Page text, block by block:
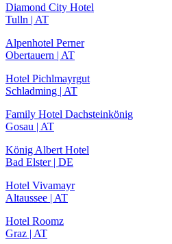
Diamond City Hotel
Tulln | AT
Alpenhotel Perner
Obertauern | AT
Hotel Pichlmayrgut
Schladming | AT
Family Hotel Dachsteinkönig
Gosau | AT
König Albert Hotel
Bad Elster | DE
Hotel Vivamayr
Altaussee | AT
Hotel Roomz
Graz | AT